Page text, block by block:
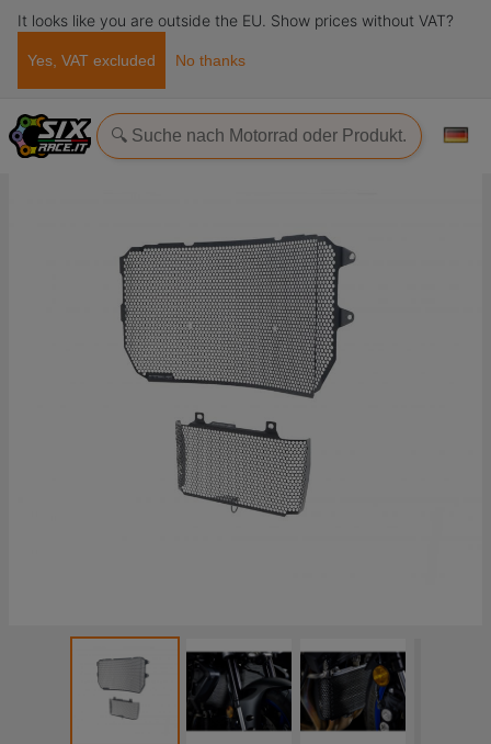
It looks like you are outside the EU. Show prices without VAT?
Yes, VAT excluded No thanks
Kühlergrill Yamaha MT-10 SP 2023+ Evotech-performance